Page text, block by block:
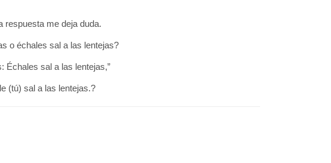
respuesta me deja duda.
o échales sal a las lentejas?
Échales sal a las lentejas,”
(tú) sal a las lentejas.?